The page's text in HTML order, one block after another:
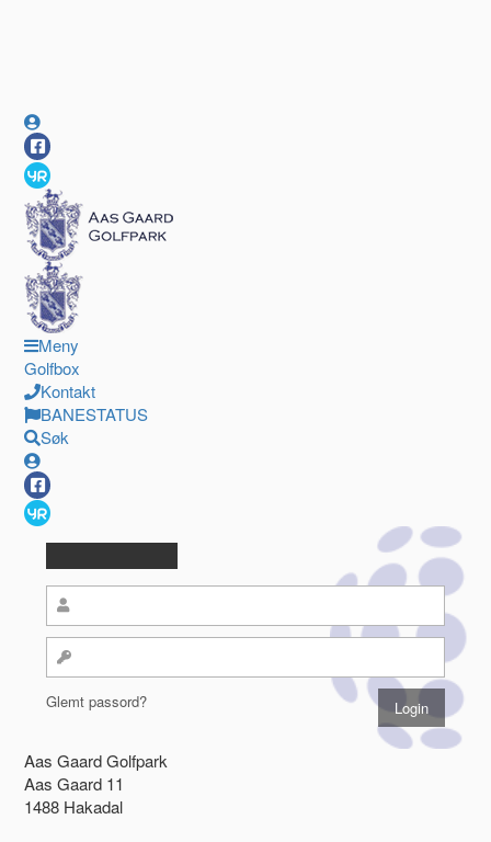
Meny
Golfbox
Kontakt
BANESTATUS
Søk
Glemt passord?
Aas Gaard Golfpark
Aas Gaard 11
1488 Hakadal